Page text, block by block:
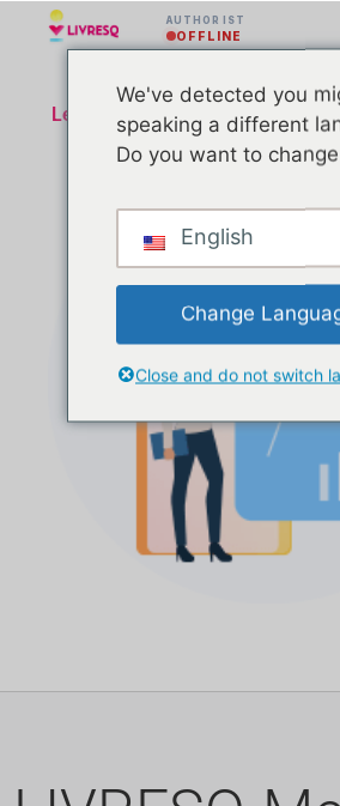
AUTHOR IST
OFFLINE
Lektion Homologation
Forschung - Technische und
Unterstützung -
We've detected you
speaking a different
Do you want to
English
Change
Close and do not switch